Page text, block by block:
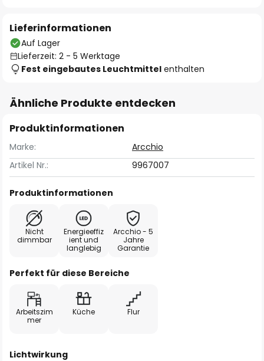
Lieferinformationen
Auf Lager
Lieferzeit: 2 - 5 Werktage
Fest eingebautes Leuchtmittel enthalten
Ähnliche Produkte entdecken
Produktinformationen
Marke:
Arcchio
Artikel Nr.:
9967007
Produktinformationen
Nicht
dimmbar
Energieeffiz
ient und
langlebig
Arcchio - 5
Jahre
Garantie
Perfekt für diese Bereiche
Arbeitszim
mer
Küche Flur
Lichtwirkung